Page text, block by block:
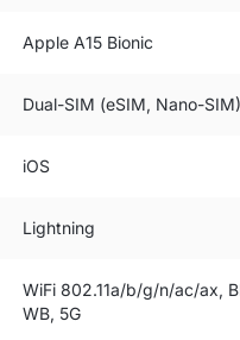
Apple A15 Bionic
Dual-SIM (eSIM, Nano-SIM)
iOS
Lightning
WiFi 802.11a/b/g/n/ac/ax,
WB, 5G